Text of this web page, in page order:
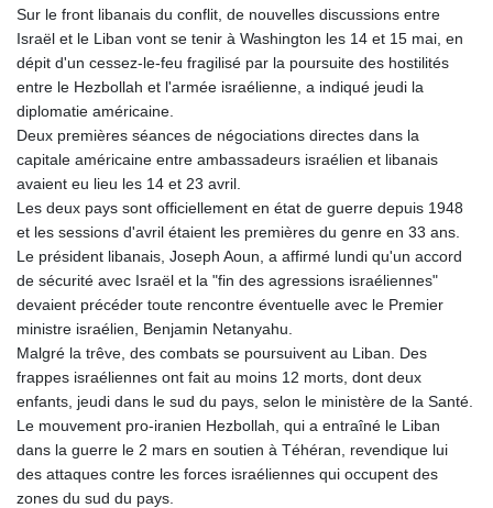
RWF 1695.78791
SAR 4.324641
SBD 9.29642
SLE 28.354688
SOS 659.750917
SRD 43.630106
STN 24.505606
SVC 10.10031
SZL 18.813304
THB 38.130617
TJS 10.64899
TMT 4.038491
TND 3.385657
Sur le front libanais du conflit, de nouvelles discussions entre
Israël et le Liban vont se tenir à Washington les 14 et 15 mai, en
dépit d'un cessez-le-feu fragilisé par la poursuite des hostilités
entre le Hezbollah et l'armée israélienne, a indiqué jeudi la
diplomatie américaine.
Deux premières séances de négociations directes dans la
capitale américaine entre ambassadeurs israélien et libanais
avaient eu lieu les 14 et 23 avril.
Les deux pays sont officiellement en état de guerre depuis 1948
et les sessions d'avril étaient les premières du genre en 33 ans.
Le président libanais, Joseph Aoun, a affirmé lundi qu'un accord
de sécurité avec Israël et la "fin des agressions israéliennes"
devaient précéder toute rencontre éventuelle avec le Premier
ministre israélien, Benjamin Netanyahu.
Malgré la trêve, des combats se poursuivent au Liban. Des
frappes israéliennes ont fait au moins 12 morts, dont deux
enfants, jeudi dans le sud du pays, selon le ministère de la Santé.
Le mouvement pro-iranien Hezbollah, qui a entraîné le Liban
dans la guerre le 2 mars en soutien à Téhéran, revendique lui
des attaques contre les forces israéliennes qui occupent des
zones du sud du pays.